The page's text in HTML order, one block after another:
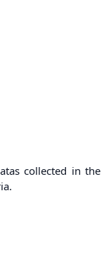
collected in the